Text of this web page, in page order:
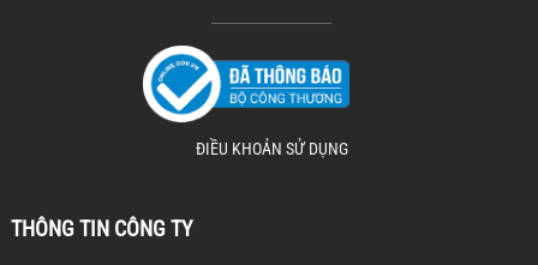
ĐIỀU KHOẢN SỬ DỤNG
THÔNG TIN CÔNG TY